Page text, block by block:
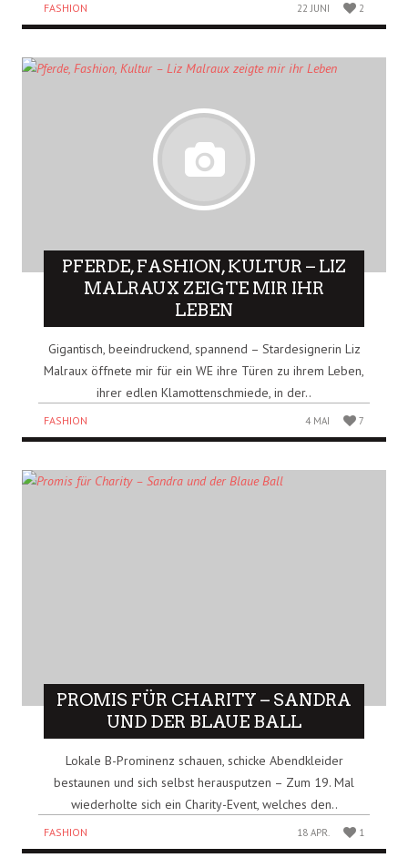
FASHION 22 JUNI 2
PFERDE, FASHION, KULTUR – LIZ
MALRAUX ZEIGTE MIR IHR
LEBEN
Gigantisch, beeindruckend, spannend – Stardesignerin Liz
Malraux öffnete mir für ein WE ihre Türen zu ihrem Leben,
ihrer edlen Klamottenschmiede, in der..
FASHION 4 MAI 7
PROMIS FÜR CHARITY – SANDRA
UND DER BLAUE BALL
Lokale B-Prominenz schauen, schicke Abendkleider
bestaunen und sich selbst herausputzen – Zum 19. Mal
wiederholte sich ein Charity-Event, welches den..
FASHION 18 APR. 1